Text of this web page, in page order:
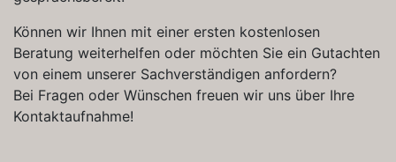
Können wir Ihnen mit einer ersten kostenlosen
Beratung weiterhelfen oder möchten Sie ein Gutachten
von einem unserer Sachverständigen anfordern?
Bei Fragen oder Wünschen freuen wir uns über Ihre
Kontaktaufnahme!